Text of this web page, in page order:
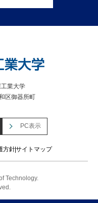
業大学
区御器所町
PC表示
方針サイトマップ
Technology.